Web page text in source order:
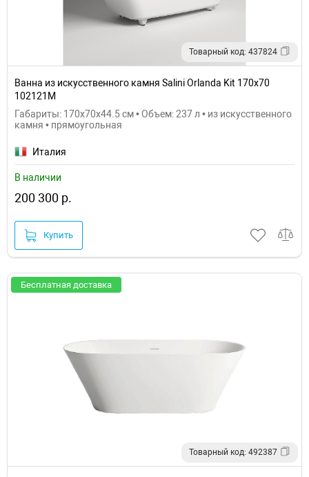
Товарный код: 437824
Ванна из искусственного камня Salini Orlanda Kit 170х70
102121M
Габариты: 170x70x44.5 см • Объем: 237 л • из искусственного
камня • прямоугольная
Италия
В наличии
200 300 р.
Купить
Бесплатная доставка
Товарный код: 492387